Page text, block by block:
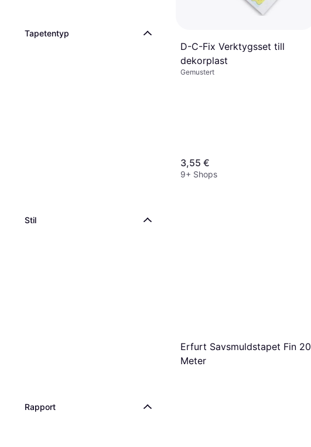
Tapetentyp
Stil
Rapport
D-C-Fix Verktygsset till
dekorplast
Gemustert
3,55 €
9+ Shops
Erfurt Savsmuldstapet Fin 20
Meter